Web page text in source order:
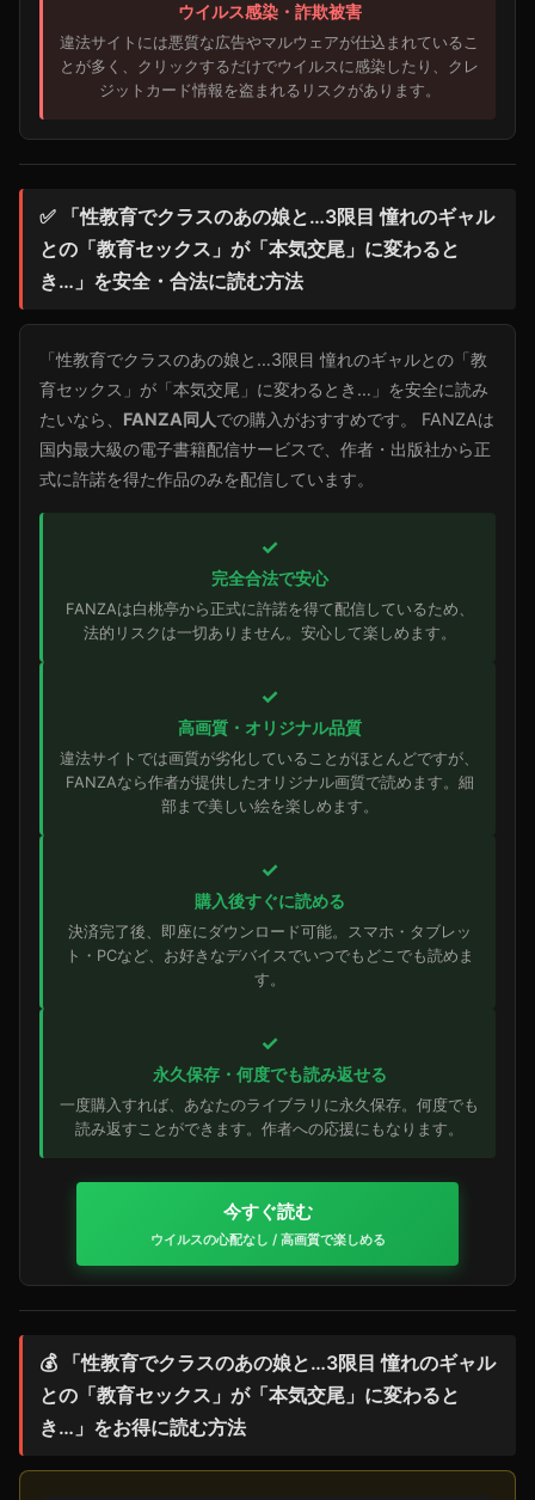
ウイルス感染・詐欺被害
違法サイトには悪質な広告やマルウェアが仕込まれているこ
とが多く、クリックするだけでウイルスに感染したり、クレ
ジットカード情報を盗まれるリスクがあります。
✅ 「性教育でクラスのあの娘と…3限目 憧れのギャル
との「教育セックス」が「本気交尾」に変わると
き…」を安全・合法に読む方法
「性教育でクラスのあの娘と…3限目 憧れのギャルとの「教
育セックス」が「本気交尾」に変わるとき…」を安全に読み
たいなら、 FANZA同人での購入がおすすめです。 FANZAは
国内最大級の電子書籍配信サービスで、作者・出版社から正
式に許諾を得た作品のみを配信しています。
✓
完全合法で安心
FANZAは白桃亭から正式に許諾を得て配信しているため、
法的リスクは一切ありません。安心して楽しめます。
✓
高画質・オリジナル品質
違法サイトでは画質が劣化していることがほとんどですが、
FANZAなら作者が提供したオリジナル画質で読めます。細
部まで美しい絵を楽しめます。
✓
購入後すぐに読める
決済完了後、即座にダウンロード可能。スマホ・タブレッ
ト・PCなど、お好きなデバイスでいつでもどこでも読めま
す。
✓
永久保存・何度でも読み返せる
一度購入すれば、あなたのライブラリに永久保存。何度でも
読み返すことができます。作者への応援にもなります。
今すぐ読む
ウイルスの心配なし / 高画質で楽しめる
💰 「性教育でクラスのあの娘と…3限目 憧れのギャル
との「教育セックス」が「本気交尾」に変わると
き…」をお得に読む方法